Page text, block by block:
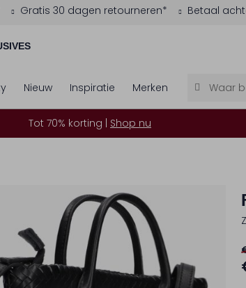
Gratis 30 dagen retourneren* Betaal
Nieuw Inspiratie Merken
Tot 70% korting | Shop nu